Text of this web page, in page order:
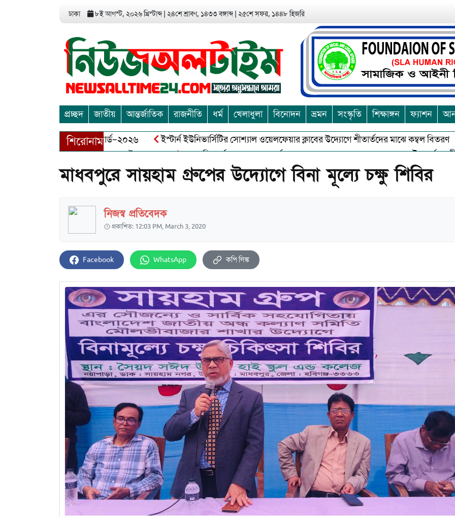
ঢাকা ৮ই আগস্ট, ২০২৬ খ্রিস্টাব্দ ২৪শে শ্রাবণ, ১৪৩৩ বঙ্গাব্দ ২৫শে সফর, ১৪৪৮ হিজরি
প্রচ্ছদ জাতীয় আন্তর্জাতিক রাজনীতি ধর্ম খেলাধুলা বিনোদন ভ্রমন সংস্কৃতি শিক্ষাঙ্গন ফ্যাশন
শিরোনাম
এন্ড এন্ট্রাপ্রেনিয়র অ্যাওয়ার্ড–২০২৬ ইস্টার্ন ইউনিভার্সিটির সোশ্যাল ওয়েলফেয়ার ক্লাবের উদ্যোগে শীতার্তদের মাঝে কম্বল বিতরণ
মুক্তিযোদ্ধা আব্দুল খালেক এর ইন্তেকাল
আত্মশুদ্ধি অর্জন ও অশুভকে বর্জন করে সত্য,সুন্দরকে বরনে কলাপাড়ায় বৌদ্ধ ধর্মাবলম্বীদের
মাধবপুরে সায়হাম গ্রুপের উদ্যোগে বিনা মূল্যে চক্ষু শিবির
নিজস্ব প্রতিবেদক
প্রকাশিত: 12:03 PM, March 3, 2020
Facebook WhatsApp কপি লিঙ্ক